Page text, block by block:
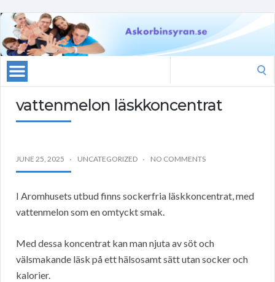
vattenmelon läskkoncentrat
JUNE 25, 2025 UNCATEGORIZED NO COMMENTS
I Aromhusets utbud finns sockerfria läskkoncentrat, med
vattenmelon som en omtyckt smak.
Med dessa koncentrat kan man njuta av söt och
välsmakande läsk på ett hälsosamt sätt utan socker och
kalorier.